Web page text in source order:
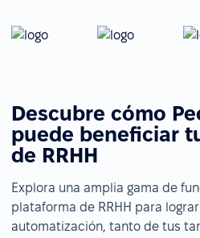
Descubre cómo
puede beneficiar
de RRHH
Explora una amplia gama de
plataforma de RRHH para
automatización, tanto de tus